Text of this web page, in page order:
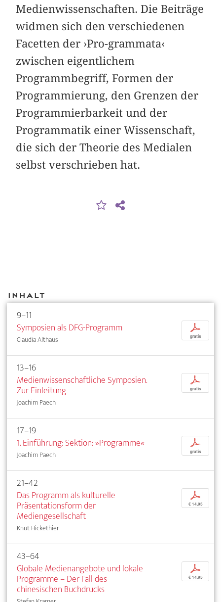
Medienwissenschaften. Die Beiträge
widmen sich den verschiedenen
Facetten der ›Pro-grammata‹
zwischen eigentlichem
Programmbegriff, Formen der
Programmierung, den Grenzen der
Programmierbarkeit und der
Programmatik einer Wissenschaft,
die sich der Theorie des Medialen
selbst verschrieben hat.
Inhalt
9–11
Symposien als DFG-Programm
Claudia Althaus
p
gratis
13–16
Medienwissenschaftliche Symposien.
Zur Einleitung
Joachim Paech
p
gratis
17–19
1. Einführung: Sektion: »Programme«
Joachim Paech
p
gratis
21–42
Das Programm als kulturelle
Präsentationsform der
Mediengesellschaft
Knut Hickethier
p
€ 14,95
43–64
Globale Medienangebote und lokale
Programme – Der Fall des
chinesischen Buchdrucks
p
€ 14,95